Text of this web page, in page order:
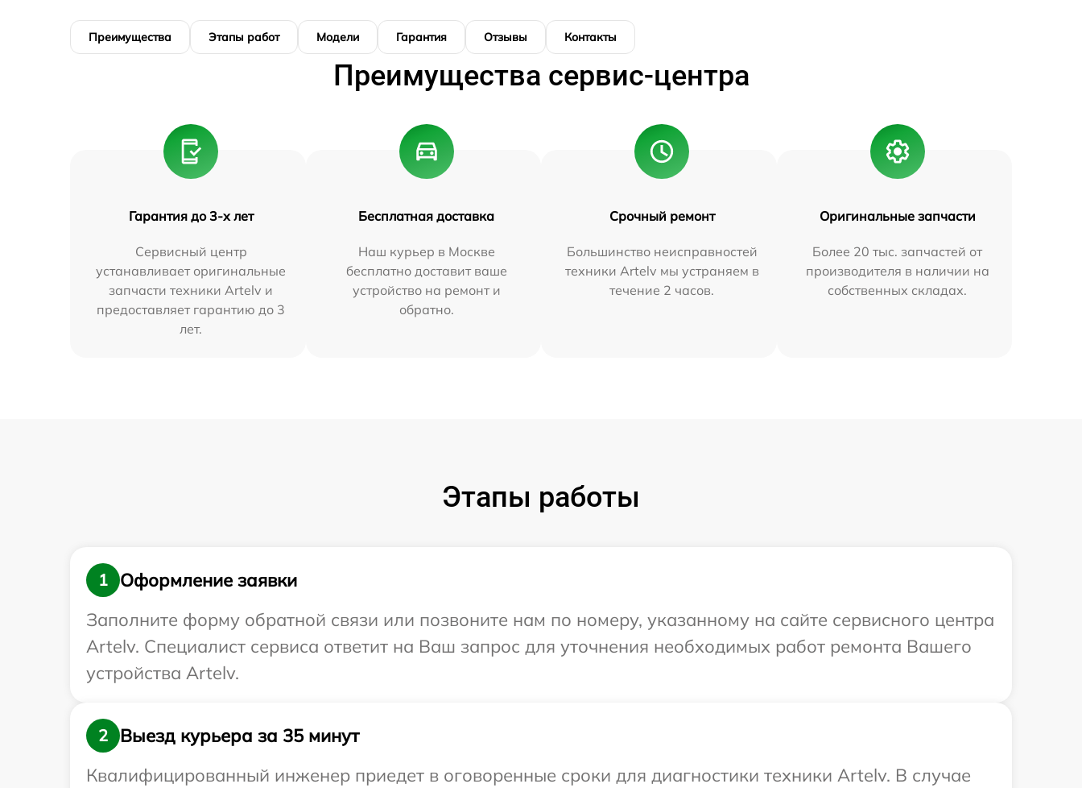
Преимущества Этапы работ Модели Гарантия Отзывы Контакты
Преимущества сервис-центра
Гарантия до 3-х лет
Сервисный центр
устанавливает оригинальные
запчасти техники Artelv и
предоставляет гарантию до 3
лет.
Бесплатная доставка
Наш курьер в Москве
бесплатно доставит ваше
устройство на ремонт и
обратно.
Срочный ремонт
Большинство неисправностей
техники Artelv мы устраняем в
течение 2 часов.
Оригинальные запчасти
Более 20 тыс. запчастей от
производителя в наличии на
собственных складах.
Этапы работы
1
Оформление заявки
Заполните форму обратной связи или позвоните нам по номеру, указанному на сайте сервисного центра
Artelv. Специалист сервиса ответит на Ваш запрос для уточнения необходимых работ ремонта Вашего
устройства Artelv.
2
Выезд курьера за 35 минут
Квалифицированный инженер приедет в оговоренные сроки для диагностики техники Artelv. В случае